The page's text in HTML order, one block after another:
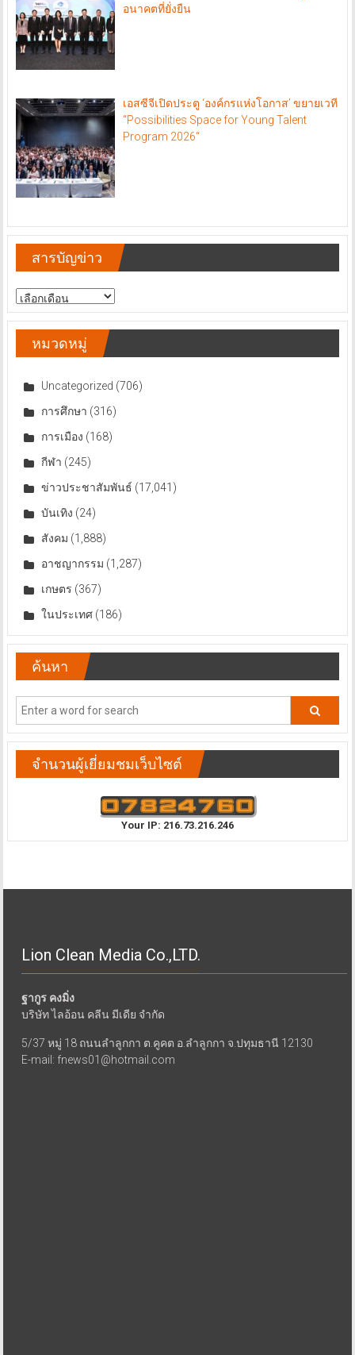
อนาคตที่ยั่งยืน
เอสซีจีเปิดประตู ‘องค์กรแห่งโอกาส’ ขยายเวที
“Possibilities Space for Young Talent
Program 2026“
สารบัญข่าว
สารบัญ
ข่าว
หมวดหมู่
Uncategorized (706)
การศึกษา (316)
การเมือง (168)
กีฬา (245)
ข่าวประชาสัมพันธ์ (17,041)
บันเทิง (24)
สังคม (1,888)
อาชญากรรม (1,287)
เกษตร (367)
ในประเทศ(186)
ค้นหา
จำนวนผู้เยี่ยมชมเว็บไซต์
Your IP: 216.73.216.246
Lion Clean Media Co.,LTD.
ฐากูร คงมิ่ง
บริษัท ไลอ้อน คลีน มีเดีย จำกัด
5/37 หมู่ 18 ถนนลำลูกกา ต.คูคต อ.ลำลูกกา จ.ปทุมธานี 12130
E-mail: fnews01@hotmail.com